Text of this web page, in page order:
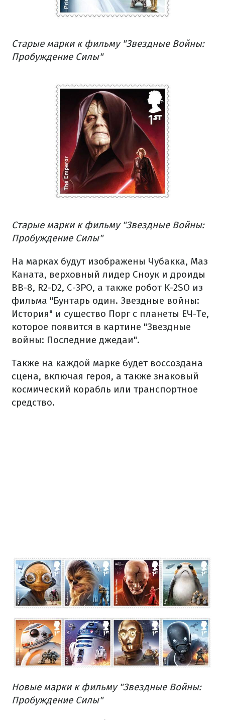
Старые марки к фильму "Звездные Войны:
Пробуждение Силы"
Старые марки к фильму "Звездные Войны:
Пробуждение Силы"
На марках будут изображены Чубакка, Маз
Каната, верховный лидер Сноук и дроиды
BB-8, R2-D2, C-3PO, а также робот K-2SO из
фильма "Бунтарь один. Звездные войны:
История" и существо Порг с планеты ЕЧ-Те,
которое появится в картине "Звездные
войны: Последние джедаи".
Также на каждой марке будет воссоздана
сцена, включая героя, а также знаковый
космический корабль или транспортное
средство.
Новые марки к фильму "Звездные Войны:
Пробуждение Силы"